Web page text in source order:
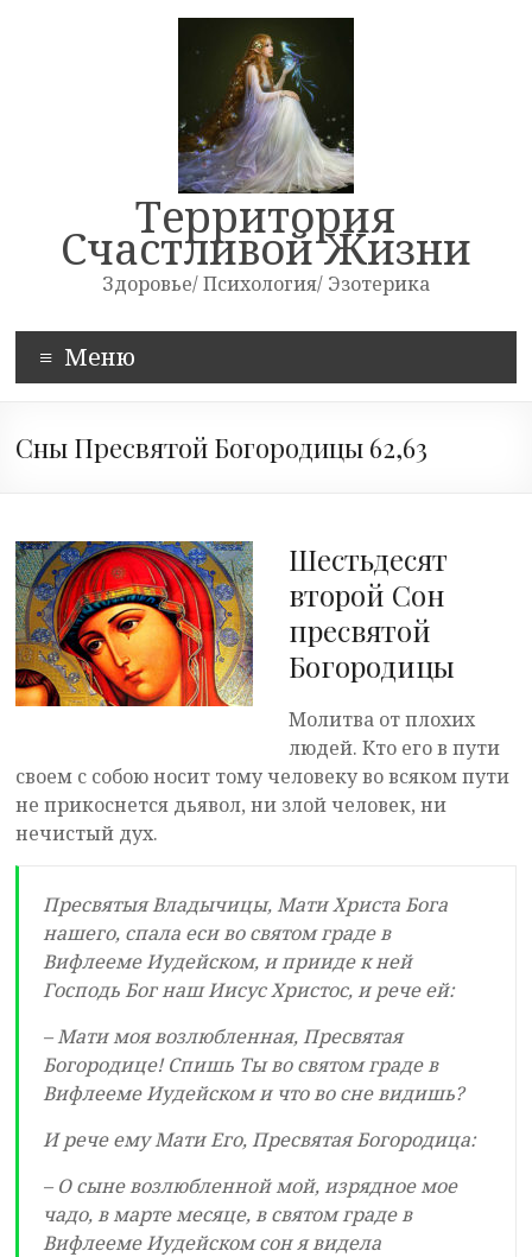
Территория
Счастливой Жизни
Здоровье/ Психология/ Эзотерика
Меню
Сны Пресвятой Богородицы 62,63
Шестьдесят
второй Сон
пресвятой
Богородицы
Молитва от плохих
людей. Кто его в пути
своем с собою носит тому человеку во всяком пути
не прикоснется дьявол, ни злой человек, ни
нечистый дух.
Пресвятыя Владычицы, Мати Христа Бога
нашего, спала еси во святом граде в
Вифлееме Иудейском, и прииде к ней
Господь Бог наш Иисус Христос, и рече ей:
– Мати моя возлюбленная, Пресвятая
Богородице! Спишь Ты во святом граде в
Вифлееме Иудейском и что во сне видишь?
И рече ему Мати Его, Пресвятая Богородица:
– О сыне возлюбленной мой, изрядное мое
чадо, в марте месяце, в святом граде в
Вифлееме Иудейском сон я видела